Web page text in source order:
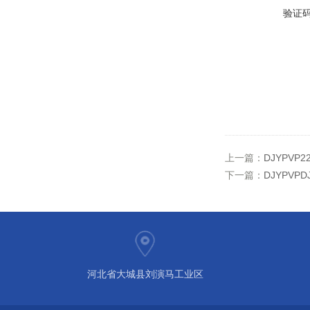
验证
上一篇：
下一篇：
河北省大城县刘演马工业区